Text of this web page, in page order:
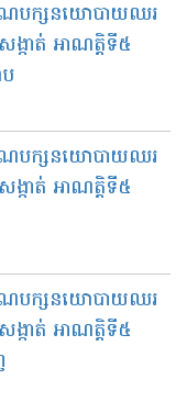
ៃគណបក្សនយោបាយឈរ
ង្កាត់ អាណត្តិទី៥
ៃគណបក្សនយោបាយឈរ
ង្កាត់ អាណត្តិទី៥
ៃគណបក្សនយោបាយឈរ
ង្កាត់ អាណត្តិទី៥